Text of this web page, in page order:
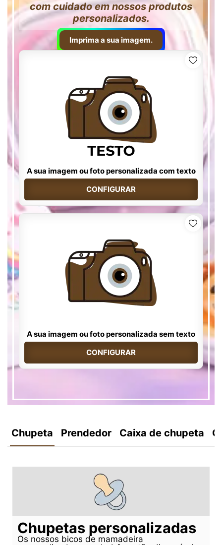
com cuidado em nossos produtos
personalizados.
Imprima a sua imagem.
A sua imagem ou foto personalizada com texto
CONFIGURAR
A sua imagem ou foto personalizada sem texto
CONFIGURAR
Chupeta Prendedor Caixa de chupeta
Chupetas personalizadas
Os nossos bicos de mamadeira